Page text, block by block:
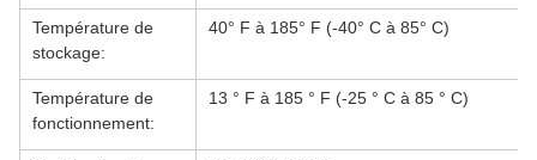
Température de
stockage:
40° F à 185° F (-40° C à 85° C)
Température de
fonctionnement:
13 ° F à 185 ° F (-25 ° C à 85 ° C)